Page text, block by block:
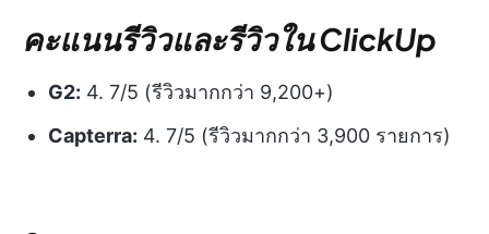
คะแนนรีวิวและรีวิวใน ClickUp
G2: 4. 7/5 (รีวิวมากกว่า 9,200+)
Capterra: 4. 7/5 (รีวิวมากกว่า 3,900 รายการ)